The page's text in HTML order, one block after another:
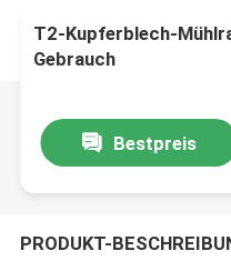
T2-Kupferblech-
Gebrauch
Bestpreis
PRODUKT-